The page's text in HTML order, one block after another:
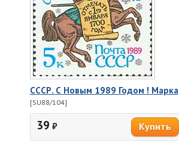
СССР. С Новым 1989 Годом ! Марка
[SU88/104]
39 ₽